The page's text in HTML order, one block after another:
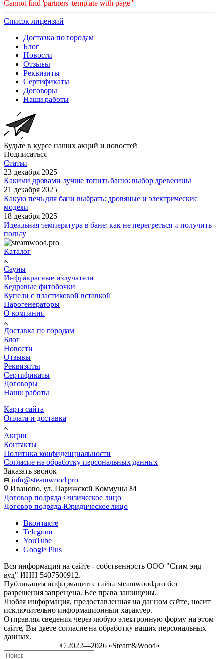
Cannot find 'partners' template with page ''
Список лицензий
Доставка по городам
Блог
Новости
Отзывы
Реквизиты
Сертификаты
Договоры
Наши работы
Будьте в курсе наших акций и новостей
Подписаться
Статьи
23 декабря 2025
Какими дровами лучше топить баню: выбор древесины
21 декабря 2025
Какую печь для бани выбрать: дровяные и электрические
модели
18 декабря 2025
Идеальная температура в бане: как не перегреться и получить
пользу
Каталог
Сауны
Инфракрасные излучатели
Кедровые фитобочки
Купели с пластиковой вставкой
Парогенераторы
О компании
Доставка по городам
Блог
Новости
Отзывы
Реквизиты
Сертификаты
Договоры
Наши работы
Карта сайта
Оплата и доставка
Акции
Контакты
Политика конфиденциальности
Согласие на обработку персональных данных
Заказать звонок
info@steamwood.pro
Иваново, ул. Парижской Коммуны 84
Договор подряда Физическое лицо
Договор подряда Юридическое лицо
Вконтакте
Telegram
YouTube
Google Plus
Вся информация на сайте - собственность ООО "Стим энд
вуд" ИНН 5407500912.
Публикация информации с сайта steamwood.pro без
разрешения запрещена. Все права защищены.
Любая информация, предоставленная на данном сайте, носит
исключительно информационный характер.
Отправляя сведения через любую электронную форму на этом
сайте, Вы даете согласие на обработку ваших персональных
данных.
© 2022—2026 «Steam&Wood»